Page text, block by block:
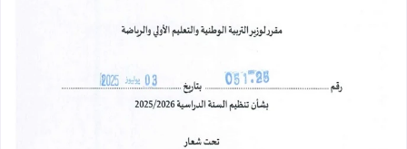
قراءة المزيد عن مقرر تنظيم السنة الدراسية